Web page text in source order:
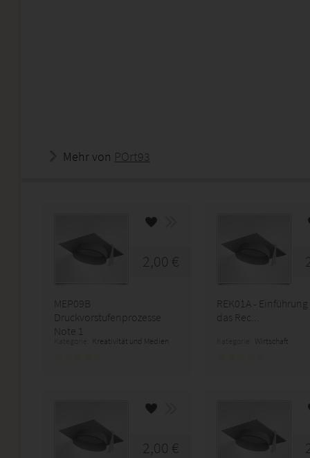
Mehr von POrt93
2,00 €
MEP09B
Druckvorstufenprozesse
Note 1
Kreativität und Medien
REK01A -
das Rec...
Wirtschaft
2,00 €